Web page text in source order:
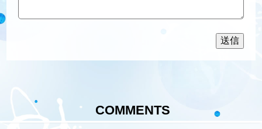
COMMENTS